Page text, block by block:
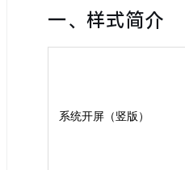
一、样式简介
系统开屏（竖版）